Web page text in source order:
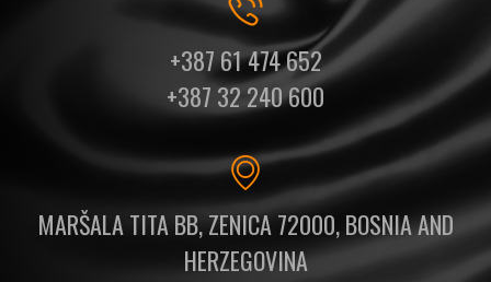
+387 61 474 652
+387 32 240 600
MARŠALA TITA BB, ZENICA 72000, BOSNIA AND
HERZEGOVINA